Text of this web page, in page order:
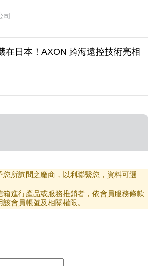
司
在日本！AXON 跨海遠控技術亮相
您所詢問之廠商，以利聯繫您，資料可選
箱進行產品或服務推銷者，依會員服務條款
會員帳號及相關權限。